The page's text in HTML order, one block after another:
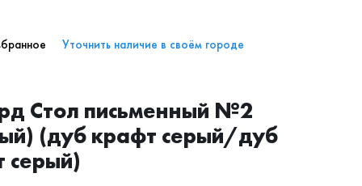
Уточнить наличие в своём городе
Стол письменный №2
(дуб крафт серый/дуб
серый)